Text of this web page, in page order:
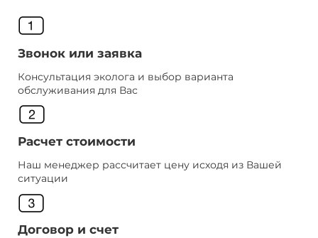
Звонок или заявка
Консультация эколога и выбор варианта
обслуживания для Вас
Расчет стоимости
Наш менеджер рассчитает цену исходя из Вашей
ситуации
Договор и счет